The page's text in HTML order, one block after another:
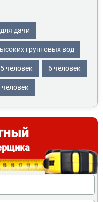
дачи
грунтовых вод
5 человек 6 человек
человек